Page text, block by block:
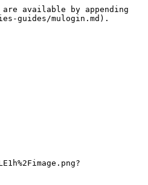
available by appending
guides/mulogin.md).